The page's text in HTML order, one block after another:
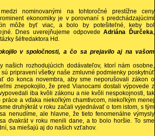
nominovanými na tohtoročné prestížne ceny
ekonomiky je v porovnaní s predchádzajúcimi
môže byť viac, a bolo by potešiteľné, keby bol
Dnes uverejňujeme odpovedeAdriána Ďurčeka
šéfredaktora Hd.
v spoločnosti, a čo sa prejavilo aj na vašom
našich rozhodujúcich dodávateľov, ktorí nám osobne,
pripravení všetky naše zmluvné podmienky poskytnúť
do konca novembra, aby sme neporušovali zákon o
znepokojilo, že pred Vianocami dostali výpovede z
iba kvôli zákonu a nie kvôli nespokojnosti, tak
a vďaka niekoľkým chamtivcom, niekoľkým menej
druhýkrát v roku začali vyjednávať o tom istom, s tým
nenudíme, ale hlavne, že tieto fenomenálne výmysly
dvakrát v roku menili dane, a to bolo horšie. To sme
sa miešajú aj do našich vzťahov.